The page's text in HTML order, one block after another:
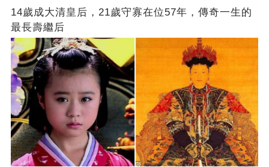
14歲成大清皇后，21歲守寡在位57年，傳奇一生的
最長壽繼后